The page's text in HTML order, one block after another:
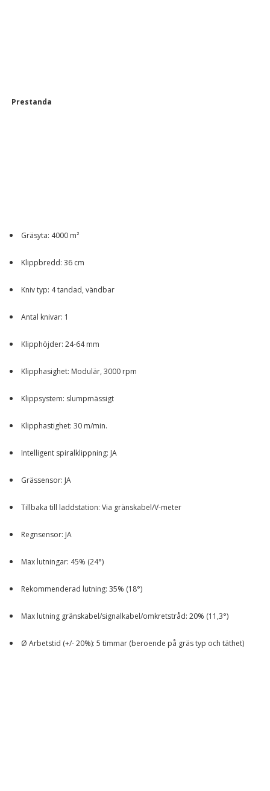
Prestanda
Gräsyta: 4000 m²
Klippbredd: 36 cm
Kniv typ: 4 tandad, vändbar
Antal knivar: 1
Klipphöjder: 24-64 mm
Klipphasighet: Modulär, 3000 rpm
Klippsystem: slumpmässigt
Klipphastighet: 30 m/min.
Intelligent spiralklippning: JA
Grässensor: JA
Tillbaka till laddstation: Via gränskabel/V-meter
Regnsensor: JA
Max lutningar: 45% (24°)
Rekommenderad lutning: 35% (18°)
Max lutning gränskabel/signalkabel/omkretstråd: 20% (11,3°)
Ø Arbetstid (+/- 20%): 5 timmar (beroende på gräs typ och täthet)